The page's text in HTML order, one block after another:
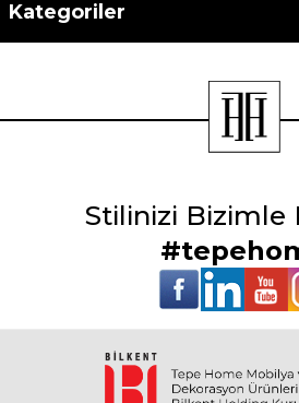
Kategoriler
Stilinizi Bizimle